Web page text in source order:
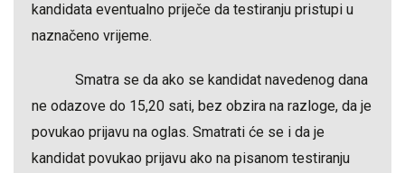
kandidata eventualno priječe da testiranju pristupi u
naznačeno vrijeme.
Smatra se da ako se kandidat navedenog dana
ne odazove do 15,20 sati, bez obzira na razloge, da je
povukao prijavu na oglas. Smatrati će se i da je
kandidat povukao prijavu ako na pisanom testiranju